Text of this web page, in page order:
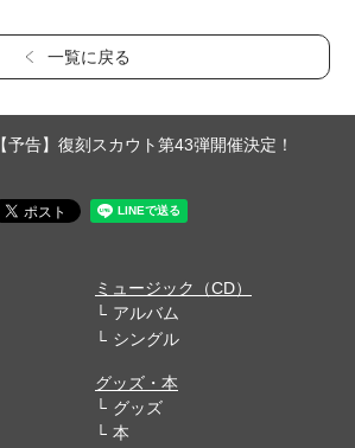
一覧に戻る
【予告】復刻スカウト第43弾開催決定！
ミュージック（CD）
アルバム
シングル
グッズ・本
グッズ
本